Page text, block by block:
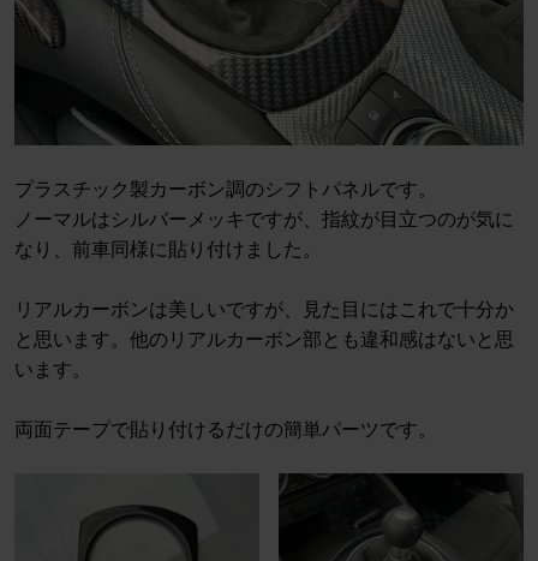
プラスチック製カーボン調のシフトパネルです。
ノーマルはシルバーメッキですが、指紋が目立つのが気に
なり、前車同様に貼り付けました。
リアルカーボンは美しいですが、見た目にはこれで十分か
と思います。他のリアルカーボン部とも違和感はないと思
います。
両面テープで貼り付けるだけの簡単パーツです。